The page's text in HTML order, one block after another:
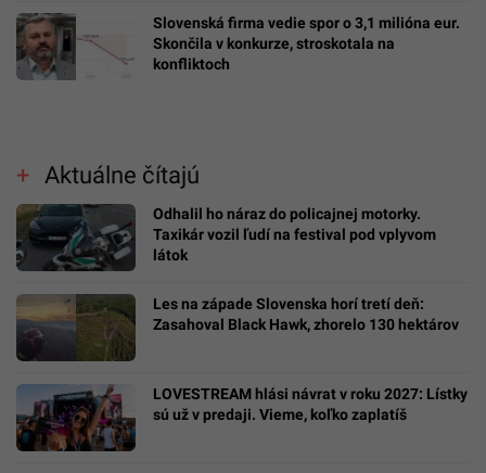
Slovenská firma vedie spor o 3,1 milióna eur.
Skončila v konkurze, stroskotala na
konfliktoch
Aktuálne čítajú
Odhalil ho náraz do policajnej motorky.
Taxikár vozil ľudí na festival pod vplyvom
látok
Les na západe Slovenska horí tretí deň:
Zasahoval Black Hawk, zhorelo 130 hektárov
LOVESTREAM hlási návrat v roku 2027: Lístky
sú už v predaji. Vieme, koľko zaplatíš